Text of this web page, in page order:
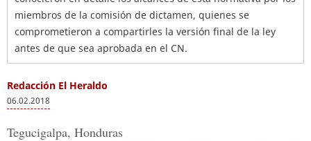
miembros de la comisión de dictamen, quienes se
comprometieron a compartirles la versión final de la ley
antes de que sea aprobada en el CN.
Redacción El Heraldo
06.02.2018
Tegucigalpa, Honduras